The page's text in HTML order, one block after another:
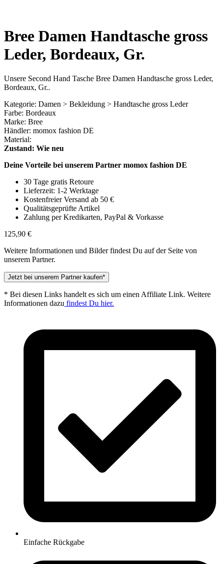
Bree Damen Handtasche gross
Leder, Bordeaux, Gr.
Unsere Second Hand Tasche Bree Damen Handtasche gross Leder,
Bordeaux, Gr..
Kategorie: Damen > Bekleidung > Handtasche gross Leder
Farbe: Bordeaux
Marke: Bree
Händler: momox fashion DE
Material:
Zustand: Wie neu
Deine Vorteile bei unserem Partner momox fashion DE
30 Tage gratis Retoure
Lieferzeit: 1-2 Werktage
Kostenfreier Versand ab 50 €
Qualitätsgeprüfte Artikel
Zahlung per Kredikarten, PayPal & Vorkasse
125,90 €
Weitere Informationen und Bilder findest Du auf der Seite von
unserem Partner.
Jetzt bei unserem Partner kaufen*
* Bei diesen Links handelt es sich um einen Affiliate Link. Weitere
Informationen dazu findest Du hier.
Einfache Rückgabe